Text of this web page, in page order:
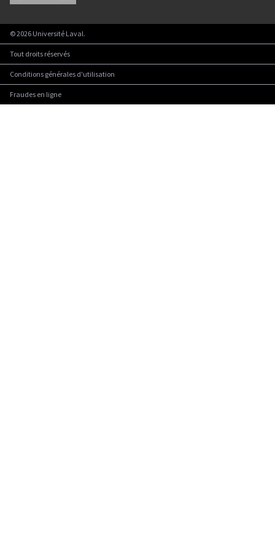
©2026 Université Laval.
Tout droits réservés
Conditions générales d'utilisation
Fraudes en ligne